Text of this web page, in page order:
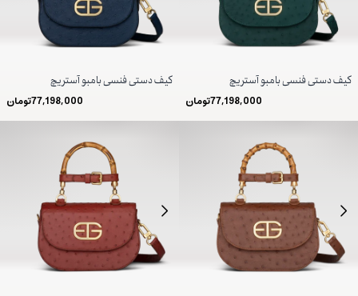
کیف دستی فنسی بامبو آستریچ
77,198,000تومان
کیف دستی فنسی بامبو آستریچ
77,198,000تومان